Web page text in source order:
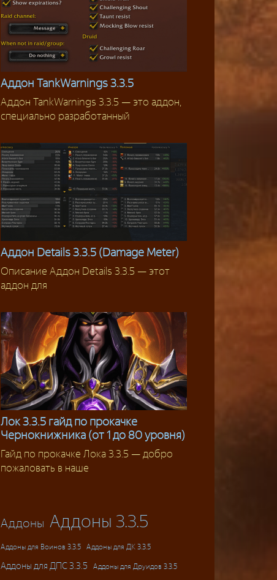
Аддоны
Аддон TankWarnings 3.3.5
Аддон TankWarnings 3.3.5 — это аддон,
специально разработанный
Аддоны 3.3.5
Аддон Details 3.3.5 (Damage Meter)
Описание Аддон Details 3.3.5 — этот
аддон для
Гайды
Лок 3.3.5 гайд по прокачке
Чернокнижника (от 1 до 80 уровня)
Гайд по прокачке Лока 3.3.5 — добро
пожаловать в наше
Аддоны Аддоны 3.3.5
Аддоны для Воинов 3.3.5 Аддоны для ДК 3.3.5
Аддоны для ДПС 3.3.5 Аддоны для Друидов 3.3.5